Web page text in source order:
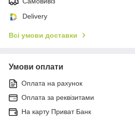
Delivery
Всі умови доставки
Умови оплати
Оплата на рахунок
Оплата за реквізитами
На карту Приват Банк